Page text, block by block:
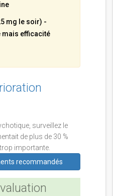
mg le soir) -
mais efficacité
surveillez le
de plus de 30 %
importante.
recommandés